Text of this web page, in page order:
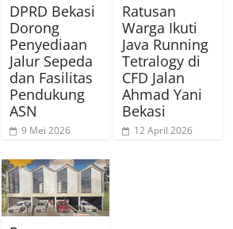
DPRD Bekasi
Dorong
Penyediaan
Jalur Sepeda
dan Fasilitas
Pendukung
ASN
9 Mei 2026
Ratusan
Warga Ikuti
Java Running
Tetralogy di
CFD Jalan
Ahmad Yani
Bekasi
12 April 2026